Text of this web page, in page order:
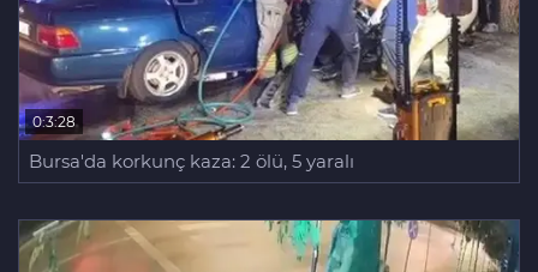
0:3:28
Bursa'da korkunç kaza: 2 ölü, 5 yaralı